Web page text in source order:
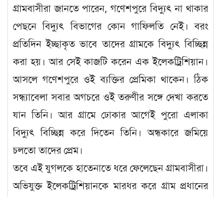
গ্রামবাসীরা জানতে পারেন, গণেশপুরে বিদ্যুৎ না থাকার
পেছনে বিদ্যুৎ বিভাগের কোন গাফিলতি নেই। বরং
প্রতিদিন ইচ্ছাকৃত ভাবে তাদের গ্রামকে বিদ্যুৎ বিচ্ছিন্ন
করা হয়। আর সেই কাজটি করেন এক ইলেকট্রিশিয়ান।
আসলে গণেশপুরে ওই ব্যক্তির প্রেমিকা থাকেন। ঠিক
সন্ধ্যাবেলা সবার অগচরে ওই তরুণীর সঙ্গে দেখা করতে
যান তিনি। আর গ্রামে ঢোকার আগেই পুরো এলাকা
বিদ্যুৎ বিচ্ছিন্ন করে দিতেন তিনি। অন্ধকারে জমিয়ে
চলতো তাদের প্রেম।
তবে এই যুগলকে হাতেনাতে ধরে ফেলেছেন গ্রামবাসীরা।
অভিযুক্ত ইলেকট্রিশিয়ানকে মারধর করে গ্রাম প্রধানের